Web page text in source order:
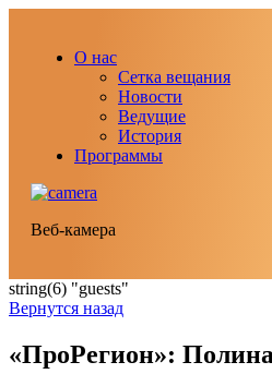
О нас
Сетка вещания
Новости
Ведущие
История
Программы
Веб-камера
string(6) "guests"
Вернутся назад
«ПроРегион»: